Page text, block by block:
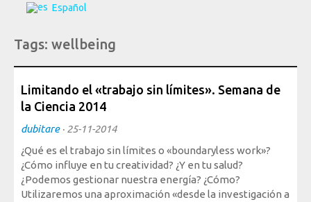
Areas
de experiencia
Organización, Trabajo y Salud
Sociedad, Innovación y Salud
Internacional, Sectores y Salud
Nuestra propuesta
Blogs
Español
Tags: wellbeing
Limitando el «trabajo sin límites». Semana de
la Ciencia 2014
dubitare· 25-11-2014
¿Qué es el trabajo sin límites o «boundaryless work»?
¿Cómo influye en tu creatividad? ¿Y en tu salud?
¿Podemos gestionar nuestra energía? ¿Cómo?
Utilizaremos una aproximación «desde la investigación a